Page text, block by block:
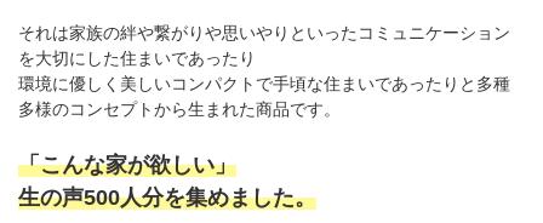
それは家族の絆や繋がりや思いやりといったコミュニケーション
を大切にした住まいであったり
環境に優しく美しいコンパクトで手頃な住まいであったりと多種
多様のコンセプトから生まれた商品です。
「こんな家が欲しい」
生の声500人分を集めました。